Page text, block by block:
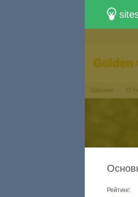
Рейтинг: